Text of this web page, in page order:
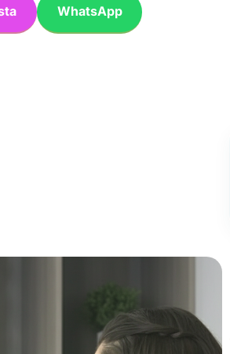
WhatsApp